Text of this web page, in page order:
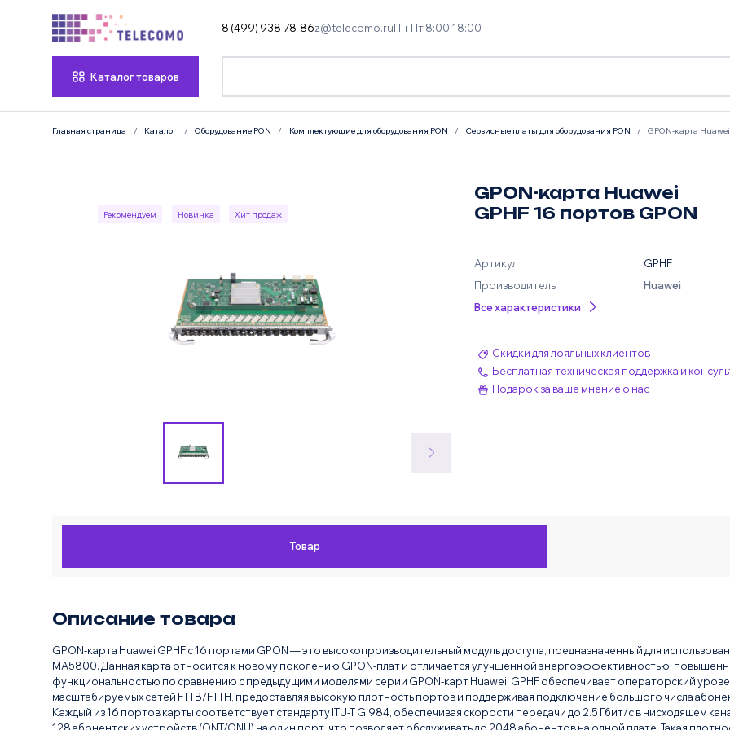
8 (499) 938-78-86z@telecomo.ruПн-Пт 8:00-18:00
Каталог товаров
Главная страница Каталог Оборудование PON Комплектующие для оборудования PON Сервисные платы для оборудования PON GPON-карта Huawei
Рекомендуем Новинка Хит продаж
GPON-карта Huawei
GPHF 16 портов GPON
Артикул
GPHF
Производитель
Huawei
Все характеристики
Скидки для лояльных клиентов
Бесплатная техническая поддержка и
Подарок за ваше мнение о нас
Товар
Описание товара
GPON-карта Huawei GPHF с 16 портами GPON — это высокопроизводительный модуль доступа, предназначенный для
MA5800. Данная карта относится к новому поколению GPON-плат и отличается улучшенной энергоэффективностью,
функциональностью по сравнению с предыдущими моделями серии GPON-карт Huawei. GPHF обеспечивает операторский
масштабируемых сетей FTTB/FTTH, предоставляя высокую плотность портов и поддерживая подключение большого числа
Каждый из 16 портов карты соответствует стандарту ITU-T G.984, обеспечивая скорости передачи до 2.5 Гбит/с в нисходящем